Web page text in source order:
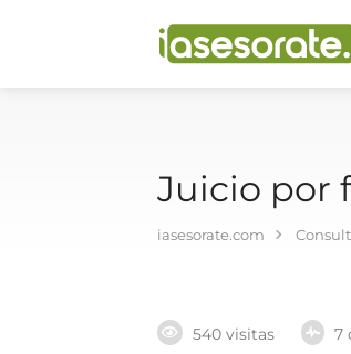
Juicio por
iasesorate.com
540 visitas 7